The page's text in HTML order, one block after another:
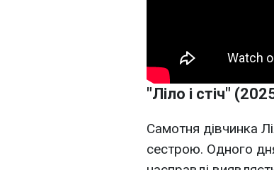
"Ліло і стіч"
Самотня дівчинка
сестрою. Одного